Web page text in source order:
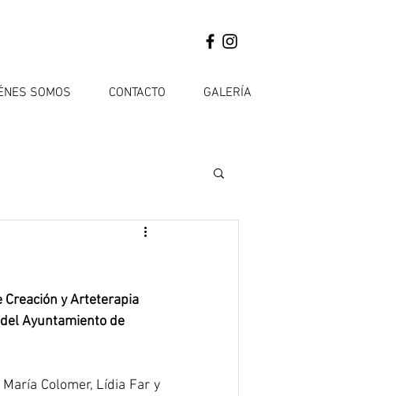
SOMOS CONTACTO GALERÍA
Creación y Arteterapia
Ayuntamiento de
Colomer, Lídia Far y